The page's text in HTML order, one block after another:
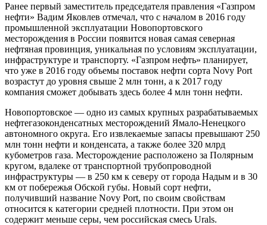
Ранее первый заместитель председателя правления «Газпром
нефти» Вадим Яковлев отмечал, что с началом в 2016 году
промышленной эксплуатации Новопортовского
месторождения в России появится новая самая северная
нефтяная провинция, уникальная по условиям эксплуатации,
инфраструктуре и транспорту. «Газпром нефть» планирует,
что уже в 2016 году объемы поставок нефти сорта Novy Port
возрастут до уровня свыше 2 млн тонн, а к 2017 году
компания сможет добывать здесь более 4 млн тонн нефти.
Новопортовское — одно из самых крупных разрабатываемых
нефтегазоконденсатных месторождений Ямало-Ненецкого
автономного округа. Его извлекаемые запасы превышают 250
млн тонн нефти и конденсата, а также более 320 млрд
кубометров газа. Месторождение расположено за Полярным
кругом, вдалеке от транспортной трубопроводной
инфраструктуры — в 250 км к северу от города Надым и в 30
км от побережья Обской губы. Новый сорт нефти,
получивший название Novy Port, по своим свойствам
относится к категории средней плотности. При этом он
содержит меньше серы, чем российская смесь Urals.